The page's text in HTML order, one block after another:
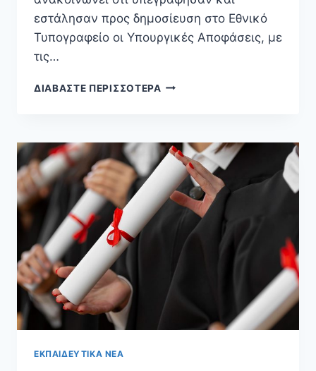
εστάλησαν προς δημοσίευση στο Εθνικό
Τυπογραφείο οι Υπουργικές Αποφάσεις, με
τις…
ΔΙΑΒΆΣΤΕ ΠΕΡΙΣΣΌΤΕΡΑ
ΕΚΠΑΙΔΕΥΤΙΚΆ ΝΈΑ